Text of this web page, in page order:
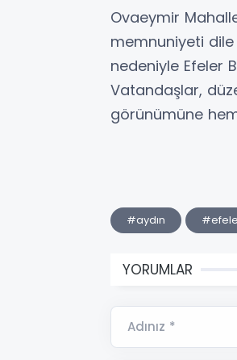
Ovaeymir
memnuniyeti
nedeniyle Efeler
Vatandaşlar,
görünümüne
#aydın
YORUMLAR
Adınız *